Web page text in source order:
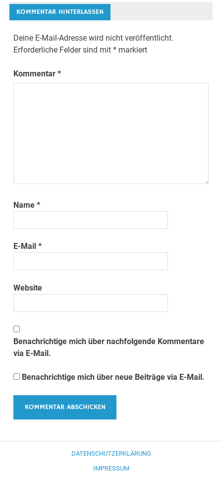
KOMMENTAR HINTERLASSEN
Deine E-Mail-Adresse wird nicht veröffentlicht.
Erforderliche Felder sind mit* markiert
Kommentar*
Name*
E-Mail*
Website
Benachrichtige mich über nachfolgende Kommentare
via E-Mail.
Benachrichtige mich über neue Beiträge via E-Mail.
DATENSCHUTZERKLÄRUNG
IMPRESSUM